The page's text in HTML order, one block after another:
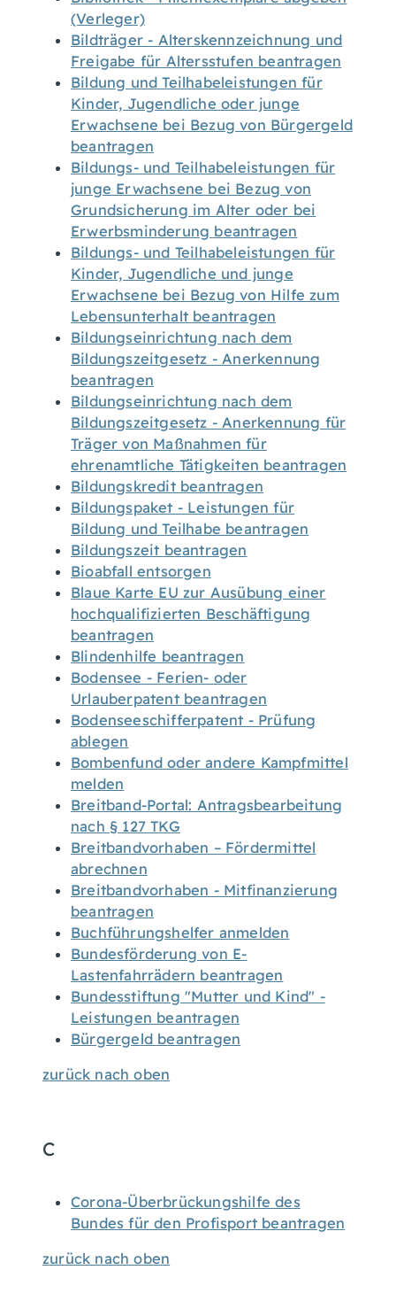
(Verleger)
Bildträger - Alterskennzeichnung und
Freigabe für Altersstufen beantragen
Bildung und Teilhabeleistungen für
Kinder, Jugendliche oder junge
Erwachsene bei Bezug von Bürgergeld
beantragen
Bildungs- und Teilhabeleistungen für
junge Erwachsene bei Bezug von
Grundsicherung im Alter oder bei
Erwerbsminderung beantragen
Bildungs- und Teilhabeleistungen für
Kinder, Jugendliche und junge
Erwachsene bei Bezug von Hilfe zum
Lebensunterhalt beantragen
Bildungseinrichtung nach dem
Bildungszeitgesetz - Anerkennung
beantragen
Bildungseinrichtung nach dem
Bildungszeitgesetz - Anerkennung für
Träger von Maßnahmen für
ehrenamtliche Tätigkeiten beantragen
Bildungskredit beantragen
Bildungspaket - Leistungen für
Bildung und Teilhabe beantragen
Bildungszeit beantragen
Bioabfall entsorgen
Blaue Karte EU zur Ausübung einer
hochqualifizierten Beschäftigung
beantragen
Blindenhilfe beantragen
Bodensee - Ferien- oder
Urlauberpatent beantragen
Bodenseeschifferpatent - Prüfung
ablegen
Bombenfund oder andere Kampfmittel
melden
Breitband-Portal: Antragsbearbeitung
nach § 127 TKG
Breitbandvorhaben – Fördermittel
abrechnen
Breitbandvorhaben - Mitfinanzierung
beantragen
Buchführungshelfer anmelden
Bundesförderung von E-
Lastenfahrrädern beantragen
Bundesstiftung "Mutter und Kind" -
Leistungen beantragen
Bürgergeld beantragen
zurück nach oben
C
Corona-Überbrückungshilfe des
Bundes für den Profisport beantragen
zurück nach oben